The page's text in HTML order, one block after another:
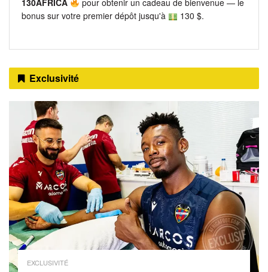
130AFRICA
pour obtenir un cadeau de bienvenue — le
bonus sur votre premier dépôt jusqu'à
130 $.
Exclusivité
EXCLUSIVITÉ